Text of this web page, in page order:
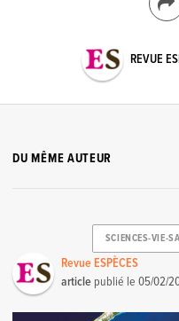
REVUE
DU MÊME AUTEUR
SCIENCES-VIE-
Revue ESPÈCES
article publié le05/02/